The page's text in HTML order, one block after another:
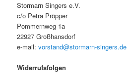
Stormarn Singers e.V.
c/o Petra Pröpper
Pommernweg 1a
22927 Großhansdorf
e-mail:vorstand@stormarn-singers.de
Widerrufsfolgen